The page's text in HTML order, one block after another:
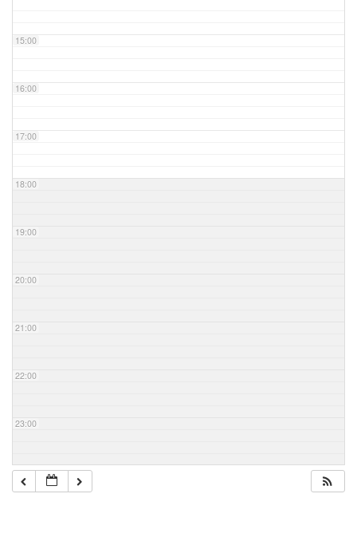
15:00
16:00
17:00
18:00
19:00
20:00
21:00
22:00
23:00